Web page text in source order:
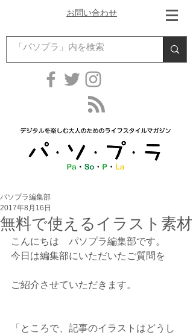
お問い合わせ
無料で使えるイラスト素材
パソプラ編集部
2017年8月16日
こんにちは　パソプラ編集部です。
今日は編集部にいただいたご質問を
ご紹介させていただきます。
「ところで、記事のイラストはどうし